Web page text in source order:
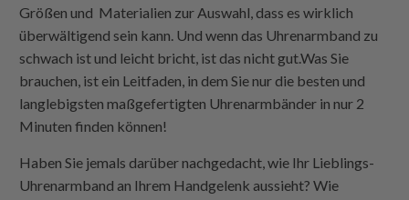
Größen und Materialien zur Auswahl, dass es wirklich
überwältigend sein kann. Und wenn das Uhrenarmband zu
schwach ist und leicht bricht, ist das nicht gut.Was Sie
brauchen, ist ein Leitfaden, in dem Sie nur die besten und
langlebigsten maßgefertigten Uhrenarmbänder in nur 2
Minuten finden können!
Haben Sie jemals darüber nachgedacht, wie Ihr Lieblings-
Uhrenarmband an Ihrem Handgelenk aussieht? Wie